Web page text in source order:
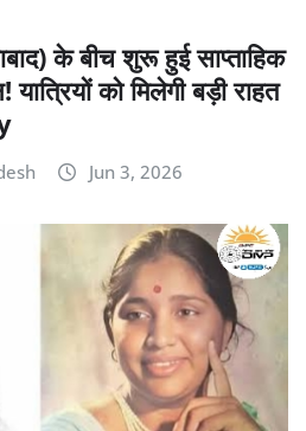
के बीच शुरू हुई साप्ताहिक
को मिलेगी बड़ी राहत
Jun 3, 2026